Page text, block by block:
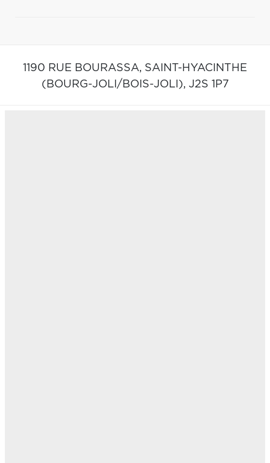
1190 RUE BOURASSA, SAINT-HYACINTHE
(BOURG-JOLI/BOIS-JOLI), J2S 1P7